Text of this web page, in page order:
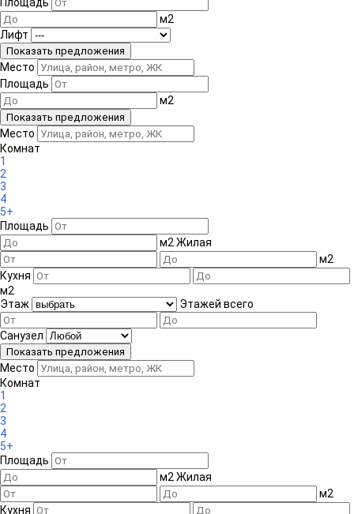
м2
Лифт
Место
Площадь
м2
Место
Комнат
1
2
3
4
5+
Площадь
м2 Жилая
м2
Кухня
м2
Этаж
Этажей всего
Санузел
Место
Комнат
1
2
3
4
5+
Площадь
м2 Жилая
м2
Кухня